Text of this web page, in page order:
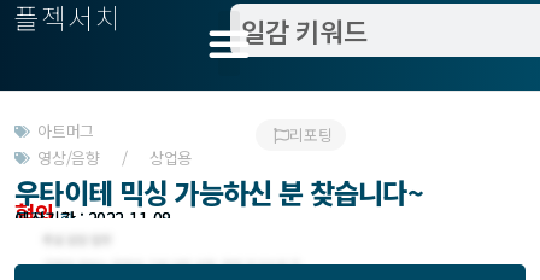
플젝서치
아트머그
영상/음향 / 상업용
리포팅
우타이테 믹싱 가능하신 분 찾습니다~
협의
모집기한 : 2022-11-08
예상기간 : 2022-11-09